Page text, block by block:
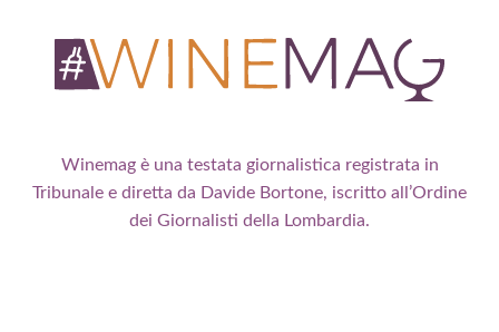
Winemag è una testata giornalistica registrata in
Tribunale e diretta da Davide Bortone, iscritto all’Ordine
dei Giornalisti della Lombardia.